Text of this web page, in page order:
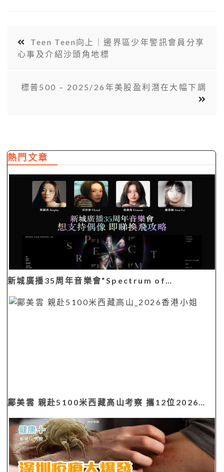
Teen Teen向上｜邊界區少年警訊會員分享
心事及介紹沙頭角地標
標普500 – 2025/26年美股盈利潛在大幅下調
熱門文章
新城廣播35周年音樂會“Spectrum of…
鄺美雲 親赴5100米西藏高山考察 攜12位2026…